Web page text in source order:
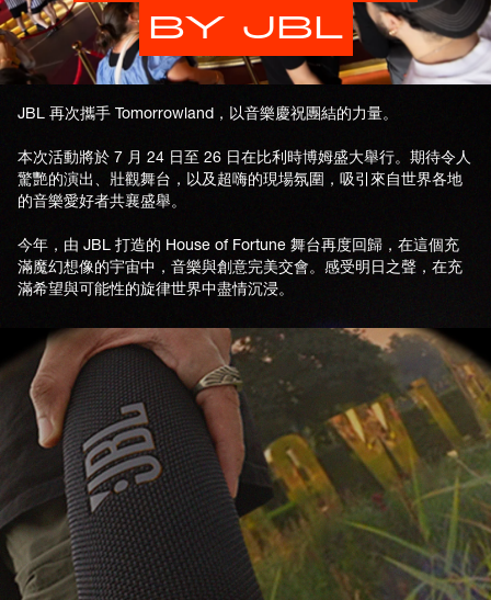
JBL 再次攜手 Tomorrowland，以音樂慶祝團結的力量。
本次活動將於 7 月 24 日至 26 日在比利時博姆盛大舉行。期待令人
驚艷的演出、壯觀舞台，以及超嗨的現場氛圍，吸引來自世界各地
的音樂愛好者共襄盛舉。
今年，由 JBL 打造的 House of Fortune 舞台再度回歸，在這個充
滿魔幻想像的宇宙中，音樂與創意完美交會。感受明日之聲，在充
滿希望與可能性的旋律世界中盡情沉浸。
BY JBL